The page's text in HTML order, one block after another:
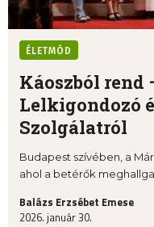
ÉLETMÓD
Káoszból rend
Lelkigondozó
Szolgálatról
Budapest szívében, a
ahol a betérők
Balázs Erzsébet Emese
2026. január 30.